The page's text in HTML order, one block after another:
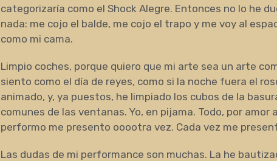
categorizaría como el Shock Alegre. Entonces no lo he
nada: me cojo el balde, me cojo el trapo y me voy al
como mi cama.
Limpio coches, porque quiero que mi arte sea un arte
siento como el día de reyes, como si la noche fuera el
animado, y, ya puestos, he limpiado los cubos de la
comunes de las ventanas. Yo, en pijama. Todo, por amor
performo me presento ooootra vez. Cada vez me
Las dudas de mi performance son muchas. La he